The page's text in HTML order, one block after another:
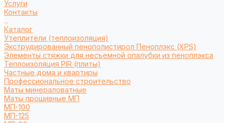
Услуги
Контакты
...
Каталог
Утеплители (теплоизоляция)
Экструдированный пенополистирол Пеноплэкс (XPS)
Элементы стяжки для несъемной опалубки из пеноплэкса
Теплоизоляция PIR (плиты)
Частные дома и квартиры
Профессиональное строительство
Маты минераловатные
Маты прошивные МП
МП-100
МП-125